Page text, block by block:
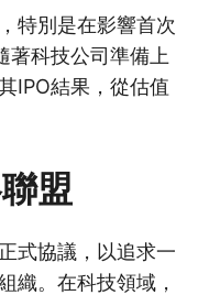
特別是在影響首次
著科技公司準備上
IPO結果，從估值
盟
式協議，以追求一
織。在科技領域，